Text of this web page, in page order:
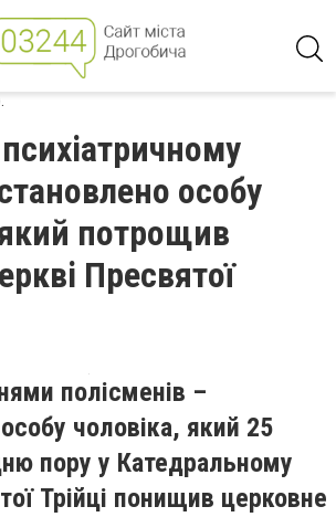
особу
потрощив
Пресвятої
полісменів –
чоловіка, який 25
пору у Катедральному
Трійці понищив церковне